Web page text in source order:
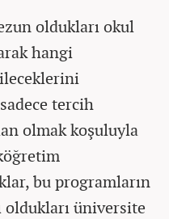
oldukları okul
hangi
tercih
olmak koşuluyla
bu programların
oldukları üniversite